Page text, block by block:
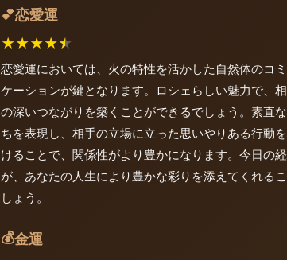
💕恋愛運
★★★★★
恋愛運においては、火の特性を活かした自然体のコ
ケーションが鍵となります。ロシェらしい魅力で、
の深いつながりを築くことができるでしょう。素直
ちを表現し、相手の立場に立った思いやりある行動
けることで、関係性がより豊かになります。今日の
が、あなたの人生により豊かな彩りを添えてくれる
しょう。
💰金運